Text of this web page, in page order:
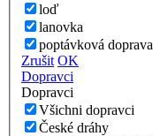
loď
lanovka
poptávková doprava
Zrušit OK
Dopravci
Dopravci
Všichni dopravci
České dráhy